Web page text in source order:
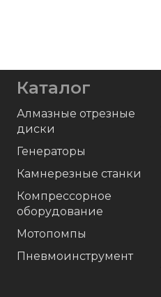
Каталог
Алмазные отрезные
диски
Генераторы
Камнерезные станки
Компрессорное
оборудование
Мотопомпы
Пневмоинструмент